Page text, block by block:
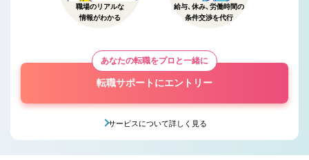
職場のリアルな
情報がわかる
給与、休み、労働時間の
条件交渉を代行
あなたの転職をプロと一緒に
転職サポートにエントリー
サービスについて詳しく見る